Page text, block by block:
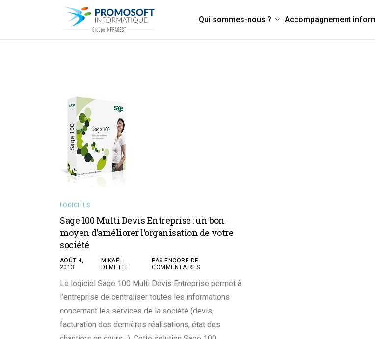
Qui sommes-nous ? Accompagnement
LOGICIELS
Sage 100 Multi Devis Entreprise : un bon
moyen d’améliorer l’organisation de votre
société
AOÛT 4,
2013
MIKAËL
DEMETTE
PAS ENCORE DE
COMMENTAIRES
Le logiciel Sage 100 Multi Devis Entreprise permet à
l’entreprise de centraliser toutes les informations
concernant les services de la société (devis,
facturation des dernières réalisations, état des